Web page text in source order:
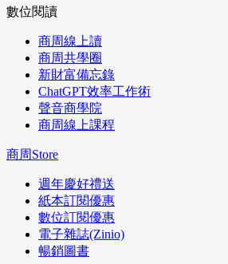
數位閱讀
商周線上讀
商周共學圈
新財富備忘錄
ChatGPT效率工作術
聲音商學院
商周線上課程
商周Store
週年慶好禮送
紙本訂閱優惠
數位訂閱優惠
電子雜誌(Zinio)
暢銷圖書